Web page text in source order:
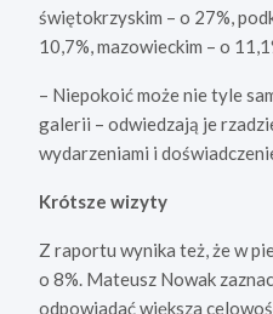
świętokrzyskim – o 27%,
10,7%, mazowieckim – o
– Niepokoić może nie tyle
galerii – odwiedzają je
wydarzeniami i
Krótsze wizyty
Z raportu wynika też, że w
o 8%. Mateusz Nowak
odpowiadać większa